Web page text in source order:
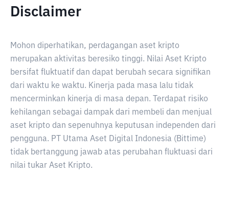
Disclaimer
Mohon diperhatikan, perdagangan aset kripto
merupakan aktivitas beresiko tinggi. Nilai Aset Kripto
bersifat fluktuatif dan dapat berubah secara signifikan
dari waktu ke waktu. Kinerja pada masa lalu tidak
mencerminkan kinerja di masa depan. Terdapat risiko
kehilangan sebagai dampak dari membeli dan menjual
aset kripto dan sepenuhnya keputusan independen dari
pengguna. PT Utama Aset Digital Indonesia (Bittime)
tidak bertanggung jawab atas perubahan fluktuasi dari
nilai tukar Aset Kripto.